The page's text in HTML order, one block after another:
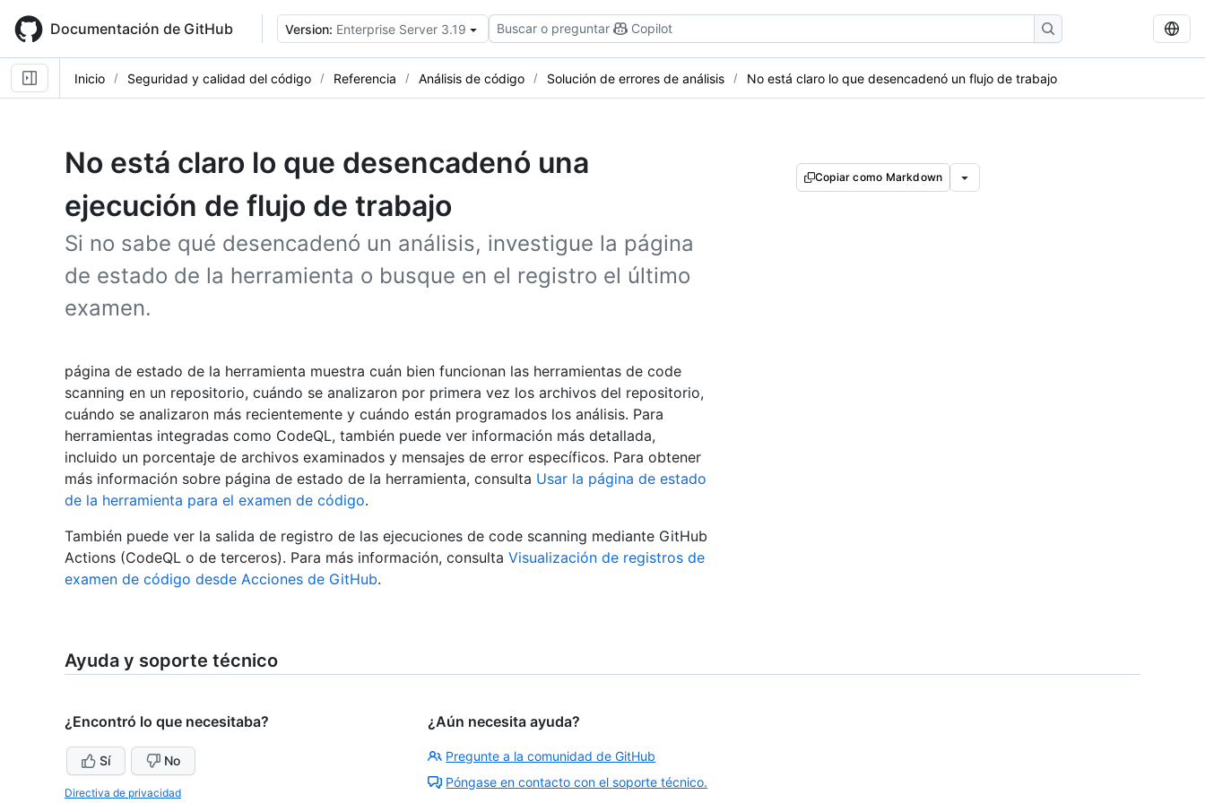
main
content
Documentación de GitHub Version: Enterprise Server 3.19 Buscar o preguntar Copilot
Inicio Seguridad y calidad del código Referencia Análisis de código Solución de errores de análisis No está claro lo que desencadenó un flujo de trabajo
No está claro lo que desencadenó una
ejecución de flujo de trabajo
Si no sabe qué desencadenó un análisis, investigue la página
de estado de la herramienta o busque en el registro el último
examen.
Copiar como Markdown
página de estado de la herramienta muestra cuán bien funcionan las herramientas de code
scanning en un repositorio, cuándo se analizaron por primera vez los archivos del repositorio,
cuándo se analizaron más recientemente y cuándo están programados los análisis. Para
herramientas integradas como CodeQL, también puede ver información más detallada,
incluido un porcentaje de archivos examinados y mensajes de error específicos. Para obtener
más información sobre página de estado de la herramienta, consulta Usar la página de estado
de la herramienta para el examen de código.
También puede ver la salida de registro de las ejecuciones de code scanning mediante GitHub
Actions (CodeQL o de terceros). Para más información, consulta Visualización de registros de
examen de código desde Acciones de GitHub.
Ayuda y soporte técnico
¿Encontró lo que necesitaba?
Sí No
Directiva de privacidad
¿Aún necesita ayuda?
Pregunte a la comunidad de GitHub
Póngase en contacto con el soporte técnico.